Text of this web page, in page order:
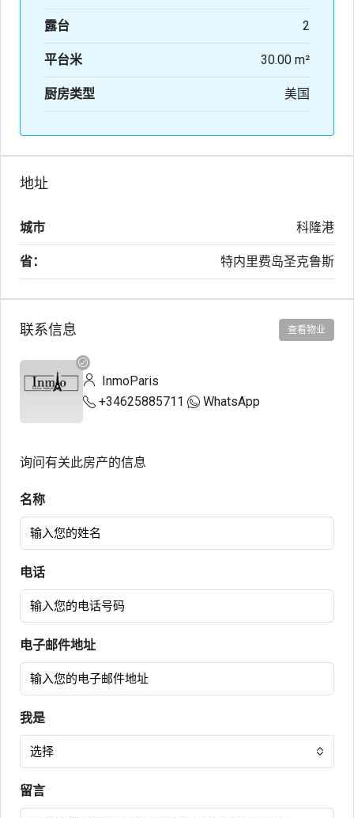
露台 2
平台米 30.00 m²
厨房类型 美国
地址
城市 科隆港
省： 特内里费岛圣克鲁斯
联系信息 查看物业
InmoParis
+34625885711
WhatsApp
询问有关此房产的信息
名称
电话
电子邮件地址
我是
选择
留言